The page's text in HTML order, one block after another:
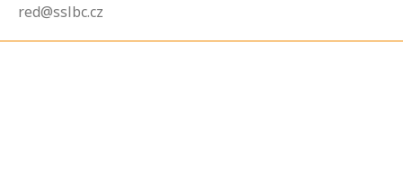
red@sslbc.cz